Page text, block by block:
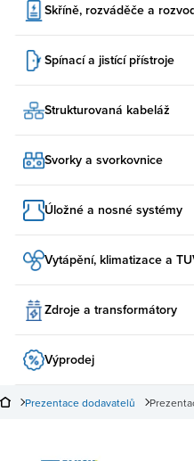
Skříně, rozváděče a
Spínací a jistící přístroje
Strukturovaná kabeláž
Svorky a svorkovnice
Úložné a nosné systémy
Vytápění, klimatizace a
Zdroje a transformátory
Výprodej
Prezentace dodavatelů